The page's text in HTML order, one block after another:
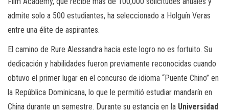
admite solo a 500 estudiantes, ha seleccionado a Holguín Veras
entre una élite de aspirantes.
El camino de Rure Alessandra hacia este logro no es fortuito. Su
dedicación y habilidades fueron previamente reconocidas cuando
obtuvo el primer lugar en el concurso de idioma “Puente Chino” en
la República Dominicana, lo que le permitió estudiar mandarín en
China durante un semestre. Durante su estancia en la Universidad